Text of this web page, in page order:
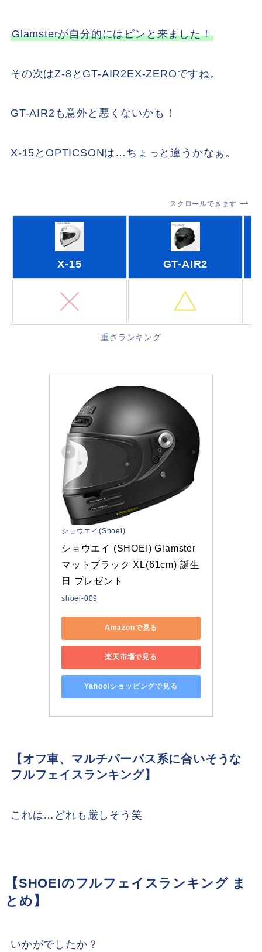
Glamsterが自分的にはピンと来ました！
その次はZ-8とGT-AIR2EX-ZEROですね。
GT-AIR2も意外と悪くないかも！
X-15とOPTICSONは…ちょっと違うかなぁ。
スクロールできます
X-15 GT-AIR2
重さランキング
ショウエイ(Shoei)
ショウエイ (SHOEI) Glamster
マットブラック XL(61cm) 誕生
日 プレゼント
shoei-009
Amazonで見る
楽天市場で見る
Yahoo!ショッピングで見る
【オフ車、マルチパーパス系に合いそうな
フルフェイスランキング】
これは…どれも厳しそう笑
【SHOEIのフルフェイスランキング ま
とめ】
いかがでしたか？